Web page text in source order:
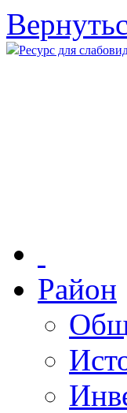
Ресурс для
Район